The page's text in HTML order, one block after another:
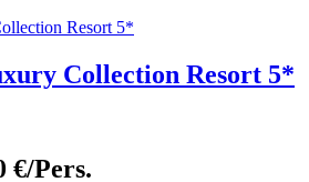
Collection Resort 5*
€/Pers.